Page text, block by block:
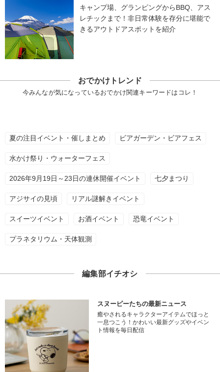
キャンプ場、グランピングからBBQ、アス
レチックまで！非日常体験を存分に堪能で
きるアウトドアスポットを紹介
おでかけトレンド
今みんなが気になっているおでかけ関連キーワードはコレ！
夏の注目イベント・催しまとめ ビアガーデン・ビアフェス
水かけ祭り・ウォーターフェス
2026年9月19日～23日の連休開催イベント 七夕まつり
アジサイの見頃 リアル謎解きイベント
スイーツイベント お酒イベント 恐竜イベント
プラネタリウム・天体観測
編集部イチオシ
スヌーピーたちの最新ニュース
癒やされるキャラクターアイテムでほっと
一息つこう！かわいい最新グッズやイベン
ト情報を毎日配信